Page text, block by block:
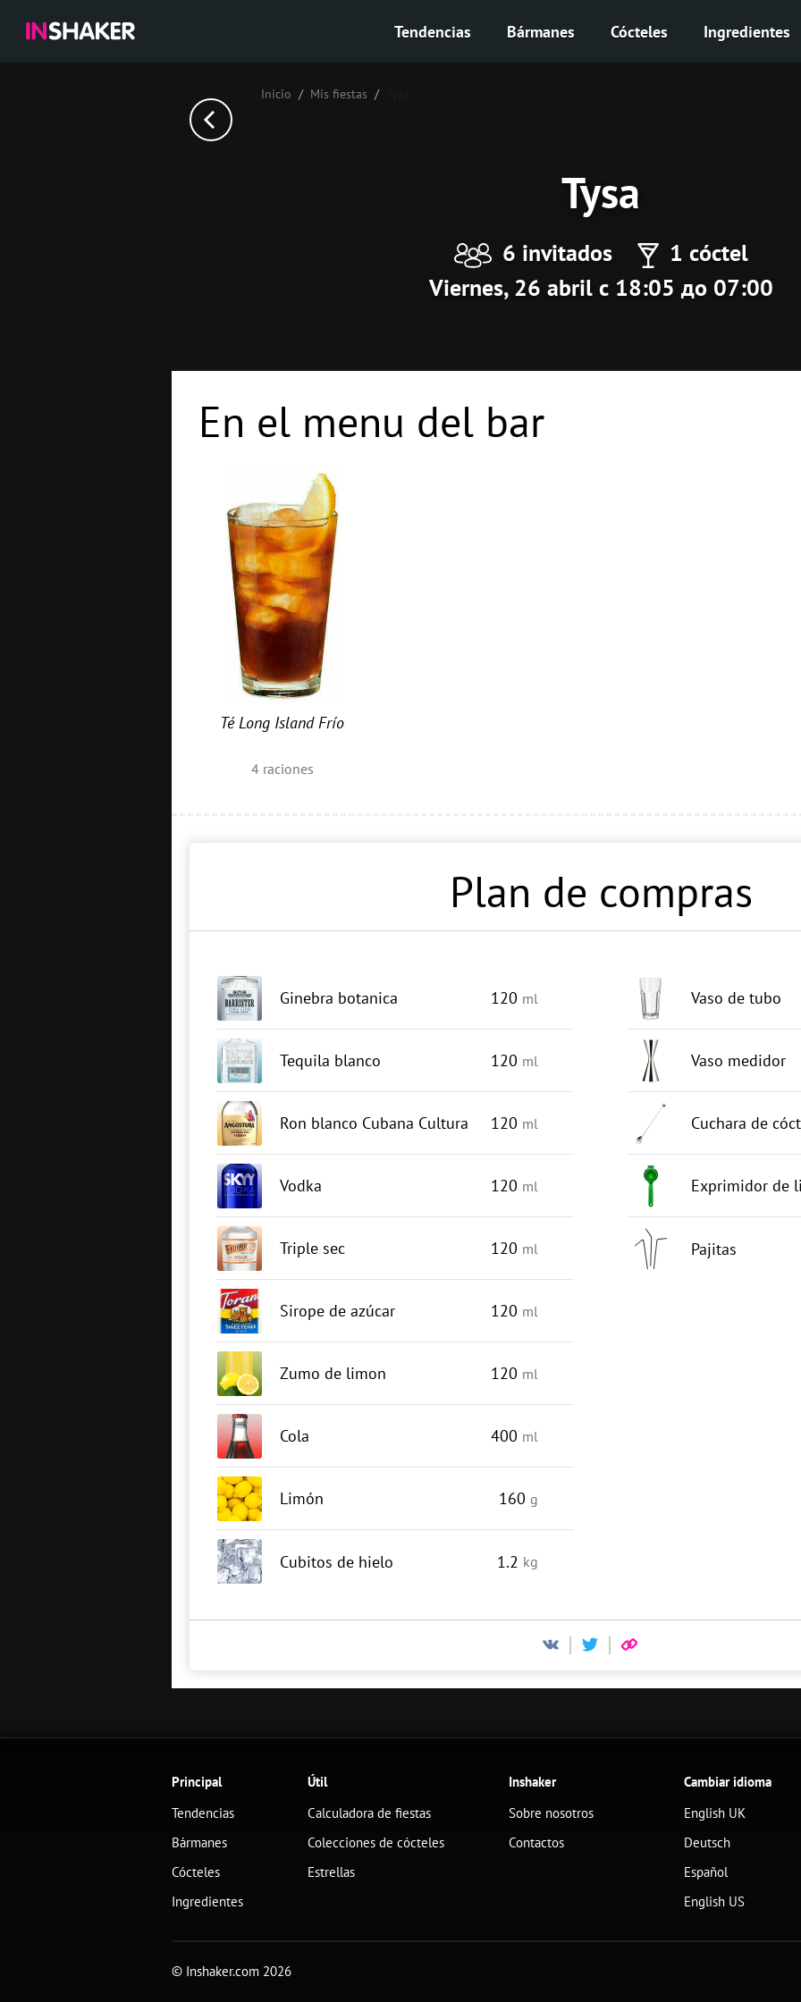
Tendencias Bármanes Cócteles Ingredientes
Inicio Mis fiestas
Tysa
6 invitados
1 cóctel
Viernes, 26 abril с 18:05 до 07:00
En el menu del bar
Té Long Island Frío
4raciones
Plan de compras
Ginebra botanica 120 ml
Tequila blanco 120 ml
Ron blanco Cubana Cultura 120 ml
Vodka 120 ml
Triple sec 120 ml
Sirope de azúcar 120 ml
Zumo de limon 120 ml
Cola 400 ml
Limón 160 g
Cubitos de hielo 1.2 kg
Vaso de tubo
Vaso medidor
Cuchara de
Exprimidor de
Pajitas
Principal
Tendencias
Bármanes
Cócteles
Ingredientes
Útil
Calculadora de fiestas
Colecciones de cócteles
Estrellas
Inshaker
Sobre nosotros
Contactos
Cambiar idioma
English UK
Deutsch
Español
English US
© Inshaker.com 2026